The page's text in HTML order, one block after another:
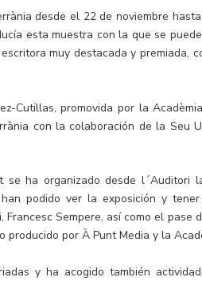
desde el 22 de noviembre
esta muestra con la que se
muy destacada y premiada,
Cutillas, promovida por la
con la colaboración de la Seu
ha organizado desde l´Auditori
podido ver la exposición y
Sempere, así como el pase
producido por À Punt Media y la
y ha acogido también